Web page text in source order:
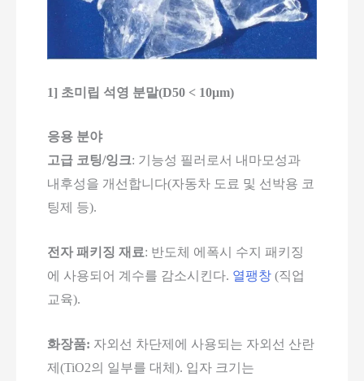
1] 초미립 석영 분말(D50 < 10μm)
응용 분야
고급 코팅/잉크: 기능성 필러로서 내마모성과
내후성을 개선합니다(자동차 도료 및 선박용 코
팅제 등).
전자 패키징 재료: 반도체 에폭시 수지 패키징
에 사용되어 계수를 감소시킨다. 열팽창 (직업
교육).
화장품: 자외선 차단제에 사용되는 자외선 산란
제(TiO2의 일부를 대체). 입자 크기는